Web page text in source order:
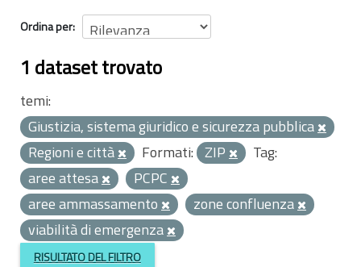
Ordina per
1 dataset trovato
temi:
Giustizia, sistema giuridico e sicurezza pubblica
Regioni e città
Formati: ZIP
Tag:
aree attesa
PCPC
aree ammassamento
zone confluenza
viabilità di emergenza
RISULTATO DEL FILTRO